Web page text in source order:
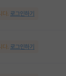
다. 로그인하기
다. 로그인하기